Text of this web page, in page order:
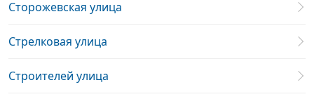
Сторожевская улица
Стрелковая улица
Строителей улица